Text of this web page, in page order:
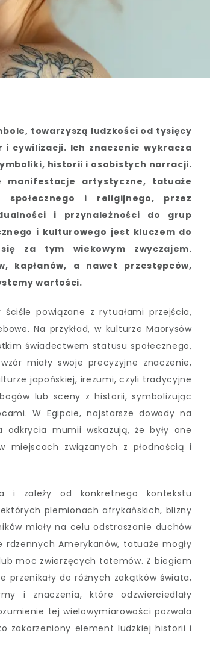
towarzyszą ludzkości od tysięcy
cywilizacji. Ich znaczenie wykracza
historii i osobistych narracji.
manifestacje artystyczne, tatuaże
i religijnego, przez
i przynależności do grup
i kulturowego jest kluczem do
za tym wiekowym zwyczajem.
kapłanów, a nawet przestępców,
wartości.
powiązane z rytuałami przejścia,
Na przykład, w kulturze Maorysów
świadectwem statusu społecznego,
miały swoje precyzyjne znaczenie,
japońskiej, irezumi, czyli tradycyjne
lub sceny z historii, symbolizując
W Egipcie, najstarsze dowody na
mumii wskazują, że były one
związanych z płodnością i
i zależy od konkretnego kontekstu
plemionach afrykańskich, blizny
miały na celu odstraszanie duchów
Amerykanów, tatuaże mogły
moc zwierzęcych totemów. Z biegiem
do różnych zakątków świata,
i znaczenia, które odzwierciedlały
tej wielowymiarowości pozwala
zakorzeniony element ludzkiej historii i